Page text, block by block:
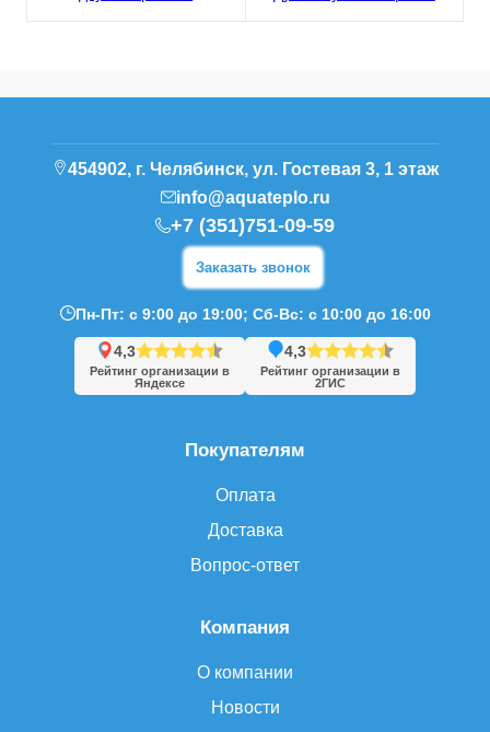
Компания
О компании
Новости
Покупателям
Оплата
Доставка
Вопрос-ответ
454902, г. Челябинск, ул. Гостевая 3, 1 этаж
info@aquateplo.ru
+7 (351)751-09-59
Заказать звонок
Пн-Пт: с 9:00 до 19:00; Сб-Вс: с 10:00 до 16:00
4,3
Рейтинг организации в
Яндексе
4,3
Рейтинг организации в
2ГИС